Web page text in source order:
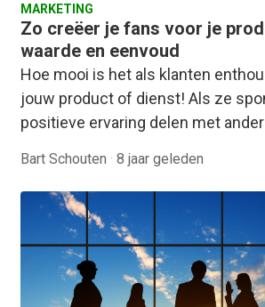
MARKETING
Zo creëer je fans voor je
waarde en eenvoud
Hoe mooi is het als klanten
jouw product of dienst! Als ze
positieve ervaring delen met
Bart Schouten · 8 jaar geleden